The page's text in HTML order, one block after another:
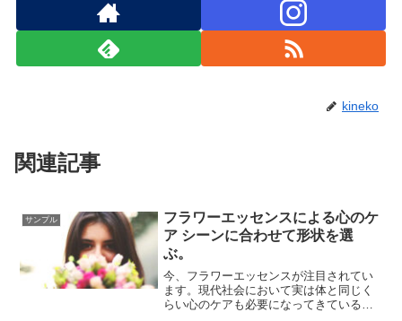
kineko
関連記事
サンプル
フラワーエッセンスによる心のケ
ア シーンに合わせて形状を選
ぶ。
今、フラワーエッセンスが注目されてい
ます。現代社会において実は体と同じく
らい心のケアも必要になってきているの